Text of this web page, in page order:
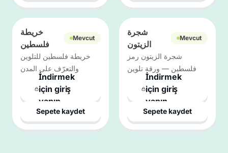
خريطة
فلسطين
Mevcut
خريطة فلسطين للتلوين
والتعرّف على المدن
İndirmek
için giriş
yapın
Sepete kaydet
شجرة
الزيتون
Mevcut
شجرة الزيتون رمز
فلسطين — ورقة تلوين
İndirmek
için giriş
yapın
Sepete kaydet